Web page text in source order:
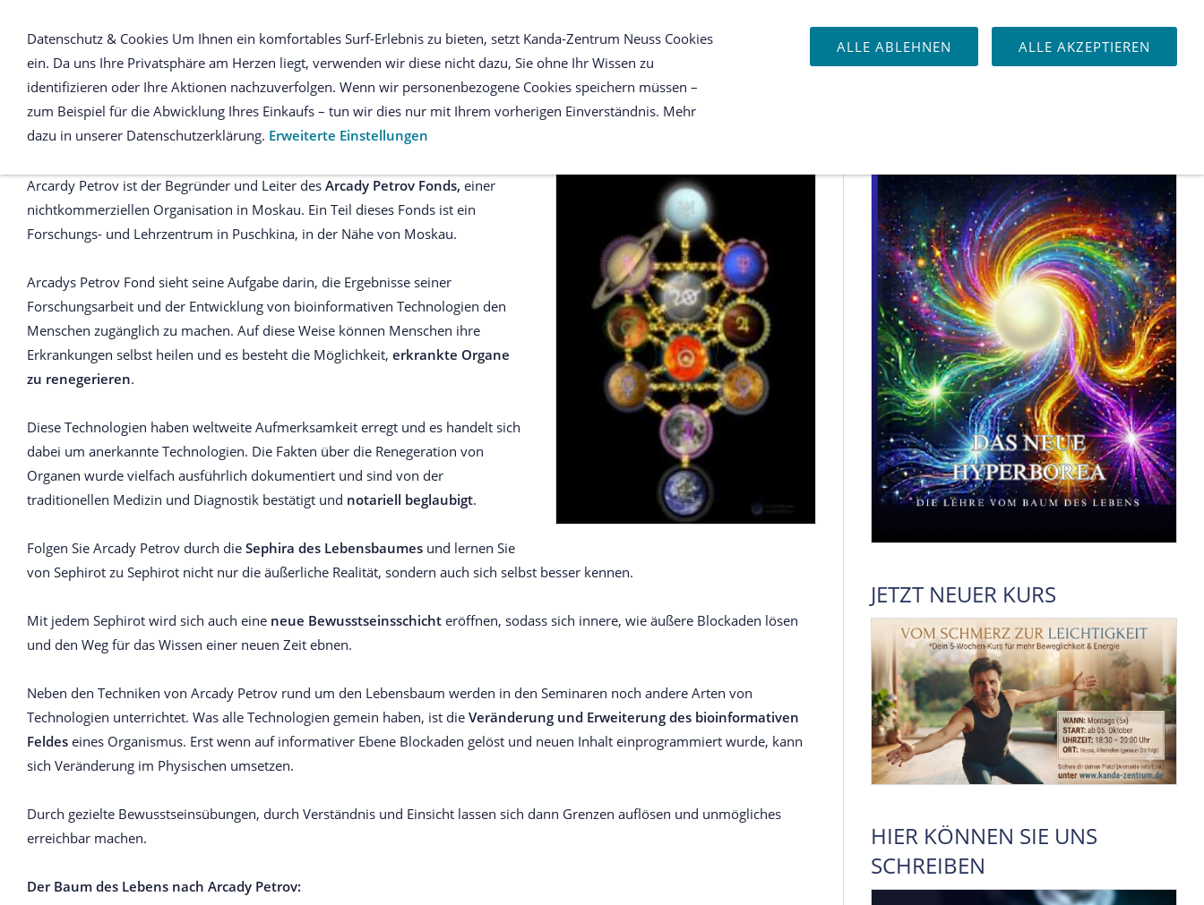
WISSENSWERTES DOWNLOAD QS24 AUFNAHMEN
Petrov Schule
HINTERGRUND
Arcardy Petrov ist der Begründer und Leiter des Arcady Petrov Fonds, einer
nichtkommerziellen Organisation in Moskau. Ein Teil dieses Fonds ist ein
Forschungs- und Lehrzentrum in Puschkina, in der Nähe von Moskau.
Arcadys Petrov Fond sieht seine Aufgabe darin, die Ergebnisse seiner
Forschungsarbeit und der Entwicklung von bioinformativen Technologien den
Menschen zugänglich zu machen. Auf diese Weise können Menschen ihre
Erkrankungen selbst heilen und es besteht die Möglichkeit, erkrankte Organe
zu renegerieren.
Diese Technologien haben weltweite Aufmerksamkeit erregt und es handelt sich
dabei um anerkannte Technologien. Die Fakten über die Renegeration von
Organen wurde vielfach ausführlich dokumentiert und sind von der
traditionellen Medizin und Diagnostik bestätigt und notariell beglaubigt.
Folgen Sie Arcady Petrov durch die Sephira des Lebensbaumes und lernen Sie
von Sephirot zu Sephirot nicht nur die äußerliche Realität, sondern auch sich selbst besser kennen.
Mit jedem Sephirot wird sich auch eine neue Bewusstseinsschicht eröffnen, sodass sich innere, wie äußere Blockaden lösen
und den Weg für das Wissen einer neuen Zeit ebnen.
Neben den Techniken von Arcady Petrov rund um den Lebensbaum werden in den Seminaren noch andere Arten von
Technologien unterrichtet. Was alle Technologien gemein haben, ist die Veränderung und Erweiterung des bioinformativen
Feldes eines Organismus. Erst wenn auf informativer Ebene Blockaden gelöst und neuen Inhalt einprogrammiert wurde, kann
sich Veränderung im Physischen umsetzen.
Durch gezielte Bewusstseinsübungen, durch Verständnis und Einsicht lassen sich dann Grenzen auflösen und unmögliches
erreichbar machen.
Der Baum des Lebens nach Arcady Petrov:
JETZT NEUER KURS
HIER KÖNNEN SIE UNS
SCHREIBEN
Datenschutz & Cookies Um Ihnen ein komfortables Surf-Erlebnis zu bieten, setzt Kanda-Zentrum Neuss Cookies
ein. Da uns Ihre Privatsphäre am Herzen liegt, verwenden wir diese nicht dazu, Sie ohne Ihr Wissen zu
identifizieren oder Ihre Aktionen nachzuverfolgen. Wenn wir personenbezogene Cookies speichern müssen –
zum Beispiel für die Abwicklung Ihres Einkaufs – tun wir dies nur mit Ihrem vorherigen Einverständnis. Mehr
dazu in unserer Datenschutzerklärung. Erweiterte Einstellungen
ALLE AKZEPTIEREN
ALLE ABLEHNEN